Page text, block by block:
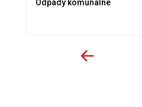
Odpady komunalne